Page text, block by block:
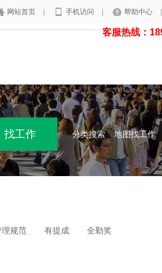
网站首页 手机访问 帮助中心
客服热线：
分类搜索 地图找工作
理规范 有提成 全勤奖